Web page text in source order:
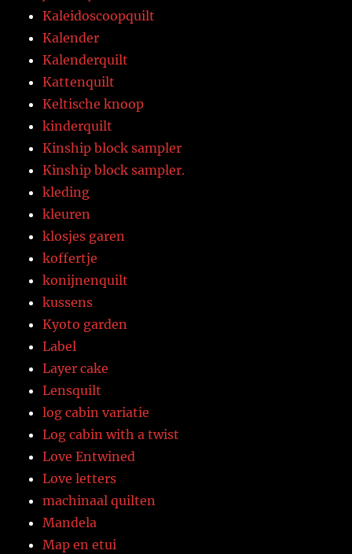
Kaleidoscoopquilt
Kalender
Kalenderquilt
Kattenquilt
Keltische knoop
kinderquilt
Kinship block sampler
Kinship block sampler.
kleding
kleuren
klosjes garen
koffertje
konijnenquilt
kussens
Kyoto garden
Label
Layer cake
Lensquilt
log cabin variatie
Log cabin with a twist
Love Entwined
Love letters
machinaal quilten
Mandela
Map en etui